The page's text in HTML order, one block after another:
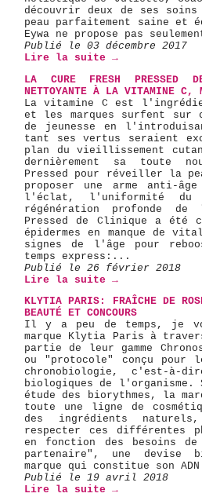
découvrir deux de ses
peau parfaitement saine et
Eywa ne propose pas
Publié le 03 décembre 2017
Lire la suite →
LA CURE FRESH PRESSED
NETTOYANTE À LA VITAMINE C,
La vitamine C est
et les marques surfent sur
de jeunesse en
tant ses vertus seraient
plan du vieillissement
dernièrement sa toute
Pressed pour réveiller la
proposer une arme anti-
l'éclat, l'uniformité
régénération profonde
Pressed de Clinique a été
épidermes en manque de
signes de l'âge pour
temps express:...
Publié le 26 février 2018
Lire la suite →
KLYTIA PARIS: FRAÎCHE DE
BEAUTÉ ET CONCOURS
Il y a peu de temps, je
marque Klytia Paris à
partie de leur gamme
ou "protocole" conçu pour
chronobiologie, c'est-à-
biologiques de l'organisme.
étude des biorythmes, la
toute une ligne de
des ingrédients
respecter ces différentes
en fonction des besoins
partenaire", une devise
marque qui constitue son
Publié le 19 avril 2018
Lire la suite →